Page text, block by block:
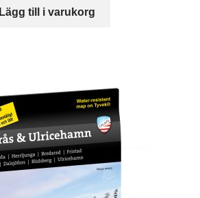
Lägg till i varukorg